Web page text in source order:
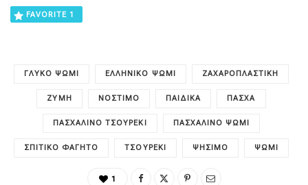
FAVORITE 1
ΓΛΥΚΌ ΨΩΜΊ ΕΛΛΗΝΙΚΌ ΨΩΜΊ ΖΑΧΑΡΟΠΛΑΣΤΙΚΉ
ΖΎΜΗ ΝΌΣΤΙΜΟ ΠΑΙΔΙΚΑ ΠΆΣΧΑ
ΠΑΣΧΑΛΙΝΌ ΤΣΟΥΡΈΚΙ ΠΑΣΧΑΛΙΝΌ ΨΩΜΊ
ΣΠΙΤΙΚΌ ΦΑΓΗΤΌ ΤΣΟΥΡΈΚΙ ΨΉΣΙΜΟ ΨΩΜΊ
1